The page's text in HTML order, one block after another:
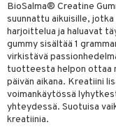
BioSalma® Creatine
suunnattu aikuisille,
harjoittelua ja haluavat
gummy sisältää 1
virkistävä
tuotteesta helpon ottaa
päivän aikana. Kreatiini
voimankäytössä
yhteydessä. Suotuisa
kreatiinia.